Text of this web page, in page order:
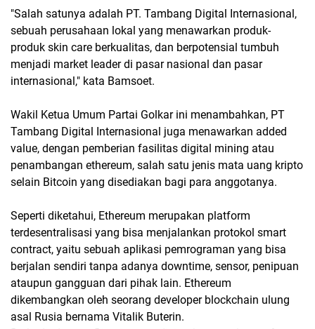
"Salah satunya adalah PT. Tambang Digital Internasional,
sebuah perusahaan lokal yang menawarkan produk-
produk skin care berkualitas, dan berpotensial tumbuh
menjadi market leader di pasar nasional dan pasar
internasional," kata Bamsoet.
Wakil Ketua Umum Partai Golkar ini menambahkan, PT
Tambang Digital Internasional juga menawarkan added
value, dengan pemberian fasilitas digital mining atau
penambangan ethereum, salah satu jenis mata uang kripto
selain Bitcoin yang disediakan bagi para anggotanya.
Seperti diketahui, Ethereum merupakan platform
terdesentralisasi yang bisa menjalankan protokol smart
contract, yaitu sebuah aplikasi pemrograman yang bisa
berjalan sendiri tanpa adanya downtime, sensor, penipuan
ataupun gangguan dari pihak lain. Ethereum
dikembangkan oleh seorang developer blockchain ulung
asal Rusia bernama Vitalik Buterin.